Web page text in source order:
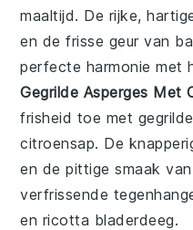
maaltijd. De rijke,
en de frisse geur van
perfecte harmonie met
Gegrilde Asperges Met
frisheid toe met
citroensap. De
en de pittige smaak
verfrissende
en ricotta bladerdeeg.